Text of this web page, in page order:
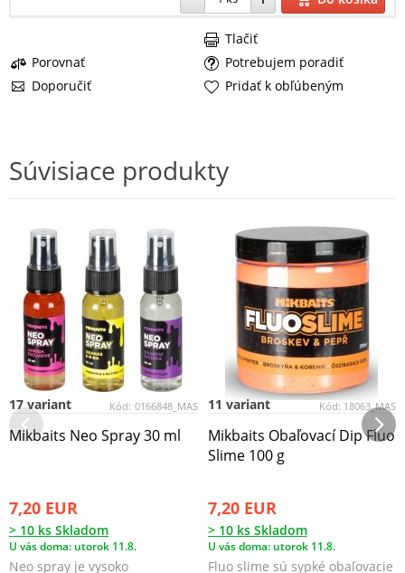
Porovnať
Potrebujem poradiť
Doporučiť
Tlačiť
Pridať k obľúbeným
Súvisiace produkty
Kód: 0166848_MAS
17 variant
Mikbaits Neo Spray 30 ml
7,20 EUR
> 10 ks Skladom
U vás doma: utorok 11.8.
Neo spray je vysoko
Kód: 18063_MAS
11 variant
Mikbaits Obaľovací Dip Fluo
Slime 100 g
7,20 EUR
> 10 ks Skladom
U vás doma: utorok 11.8.
Fluo slime sú sypké obaľovacie